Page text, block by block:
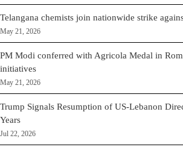
Telangana chemists join nationwide strike
May 21, 2026
PM Modi conferred with Agricola Medal in
initiatives
May 21, 2026
Trump Signals Resumption of US-Lebanon
Years
Jul 22, 2026